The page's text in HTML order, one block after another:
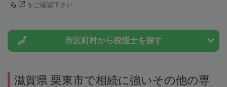
ら
をご確認下さい
市区町村から税理士を探す
滋賀県 栗東市で相続に強いその他の専